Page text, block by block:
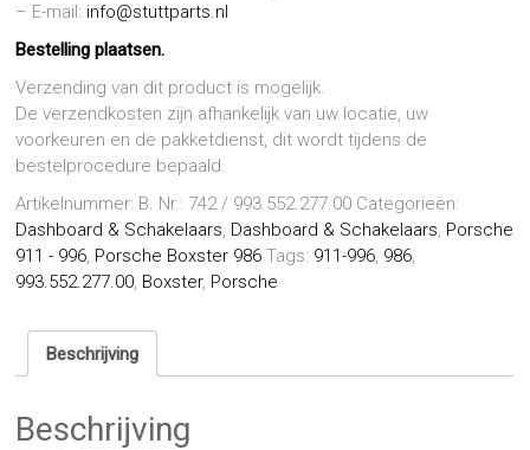
– E-mail: info@stuttparts.nl
Bestelling plaatsen.
Verzending van dit product is mogelijk.
De verzendkosten zijn afhankelijk van uw locatie, uw
voorkeuren en de pakketdienst, dit wordt tijdens de
bestelprocedure bepaald.
Artikelnummer: B. Nr.: 742 / 993.552.277.00 Categorieën:
Dashboard & Schakelaars, Dashboard & Schakelaars, Porsche
911 - 996, Porsche Boxster 986 Tags: 911-996, 986,
993.552.277.00, Boxster, Porsche
Beschrijving
Beschrijving